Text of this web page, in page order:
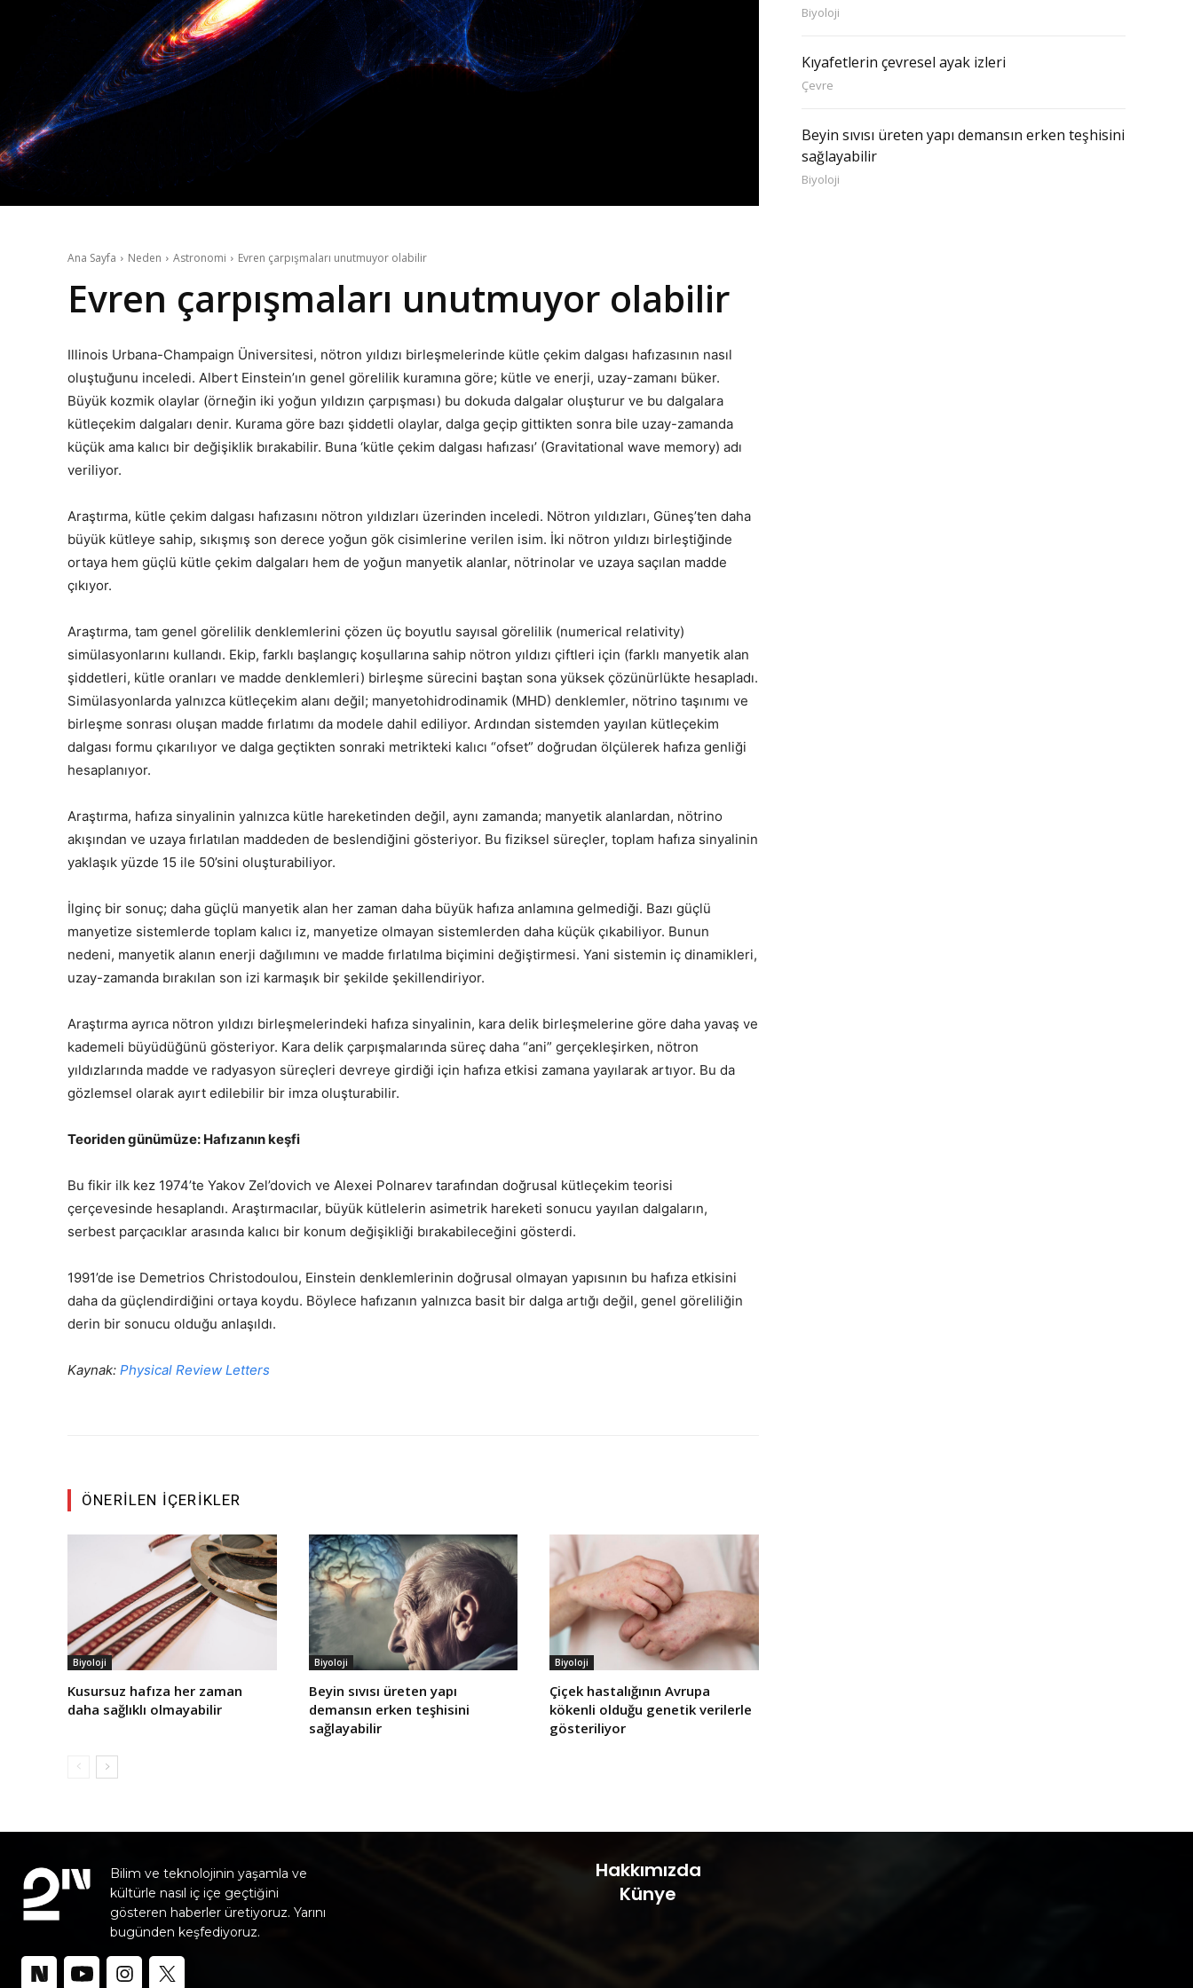
Ana Sayfa Neden Astronomi Evren çarpışmaları unutmuyor olabilir
Evren çarpışmaları unutmuyor olabilir
Illinois Urbana-Champaign Üniversitesi, nötron yıldızı birleşmelerinde kütle çekim dalgası hafızasının nasıl
oluştuğunu inceledi. Albert Einstein’ın genel görelilik kuramına göre; kütle ve enerji, uzay-zamanı büker.
Büyük kozmik olaylar (örneğin iki yoğun yıldızın çarpışması) bu dokuda dalgalar oluşturur ve bu dalgalara
kütleçekim dalgaları denir. Kurama göre bazı şiddetli olaylar, dalga geçip gittikten sonra bile uzay-zamanda
küçük ama kalıcı bir değişiklik bırakabilir. Buna ‘kütle çekim dalgası hafızası’ (Gravitational wave memory) adı
veriliyor.
Araştırma, kütle çekim dalgası hafızasını nötron yıldızları üzerinden inceledi. Nötron yıldızları, Güneş’ten daha
büyük kütleye sahip, sıkışmış son derece yoğun gök cisimlerine verilen isim. İki nötron yıldızı birleştiğinde
ortaya hem güçlü kütle çekim dalgaları hem de yoğun manyetik alanlar, nötrinolar ve uzaya saçılan madde
çıkıyor.
Araştırma, tam genel görelilik denklemlerini çözen üç boyutlu sayısal görelilik (numerical relativity)
simülasyonlarını kullandı. Ekip, farklı başlangıç koşullarına sahip nötron yıldızı çiftleri için (farklı manyetik alan
şiddetleri, kütle oranları ve madde denklemleri) birleşme sürecini baştan sona yüksek çözünürlükte hesapladı.
Simülasyonlarda yalnızca kütleçekim alanı değil; manyetohidrodinamik (MHD) denklemler, nötrino taşınımı ve
birleşme sonrası oluşan madde fırlatımı da modele dahil ediliyor. Ardından sistemden yayılan kütleçekim
dalgası formu çıkarılıyor ve dalga geçtikten sonraki metrikteki kalıcı “ofset” doğrudan ölçülerek hafıza genliği
hesaplanıyor.
Araştırma, hafıza sinyalinin yalnızca kütle hareketinden değil, aynı zamanda; manyetik alanlardan, nötrino
akışından ve uzaya fırlatılan maddeden de beslendiğini gösteriyor. Bu fiziksel süreçler, toplam hafıza sinyalinin
yaklaşık yüzde 15 ile 50’sini oluşturabiliyor.
İlginç bir sonuç; daha güçlü manyetik alan her zaman daha büyük hafıza anlamına gelmediği. Bazı güçlü
manyetize sistemlerde toplam kalıcı iz, manyetize olmayan sistemlerden daha küçük çıkabiliyor. Bunun
nedeni, manyetik alanın enerji dağılımını ve madde fırlatılma biçimini değiştirmesi. Yani sistemin iç dinamikleri,
uzay-zamanda bırakılan son izi karmaşık bir şekilde şekillendiriyor.
Araştırma ayrıca nötron yıldızı birleşmelerindeki hafıza sinyalinin, kara delik birleşmelerine göre daha yavaş ve
kademeli büyüdüğünü gösteriyor. Kara delik çarpışmalarında süreç daha “ani” gerçekleşirken, nötron
yıldızlarında madde ve radyasyon süreçleri devreye girdiği için hafıza etkisi zamana yayılarak artıyor. Bu da
gözlemsel olarak ayırt edilebilir bir imza oluşturabilir.
Teoriden günümüze: Hafızanın keşfi
Bu fikir ilk kez 1974’te Yakov Zel’dovich ve Alexei Polnarev tarafından doğrusal kütleçekim teorisi
çerçevesinde hesaplandı. Araştırmacılar, büyük kütlelerin asimetrik hareketi sonucu yayılan dalgaların,
serbest parçacıklar arasında kalıcı bir konum değişikliği bırakabileceğini gösterdi.
1991’de ise Demetrios Christodoulou, Einstein denklemlerinin doğrusal olmayan yapısının bu hafıza etkisini
daha da güçlendirdiğini ortaya koydu. Böylece hafızanın yalnızca basit bir dalga artığı değil, genel göreliliğin
derin bir sonucu olduğu anlaşıldı.
Kaynak: Physical Review Letters
ÖNERILEN İÇERIKLER
Biyoloji
Kusursuz hafıza her zaman
daha sağlıklı olmayabilir
Biyoloji
Beyin sıvısı üreten yapı
demansın erken teşhisini
sağlayabilir
Biyoloji
Çiçek hastalığının Avrupa
kökenli olduğu genetik verilerle
gösteriliyor
Biyoloji
Kıyafetlerin çevresel ayak izleri
Çevre
Beyin sıvısı üreten yapı demansın erken teşhisini
sağlayabilir
Biyoloji
Bilim ve teknolojinin yaşamla ve
kültürle nasıl iç içe geçtiğini
gösteren haberler üretiyoruz. Yarını
bugünden keşfediyoruz.
Hakkımızda
Künye